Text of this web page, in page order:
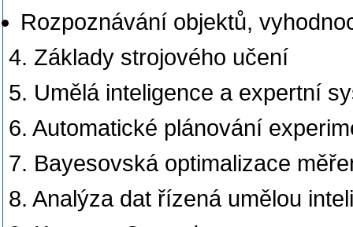
Rozpoznávání objektů,
4. Základy strojového učení
5. Umělá inteligence a expertní
6. Automatické plánování
7. Bayesovská optimalizace
8. Analýza dat řízená umělou